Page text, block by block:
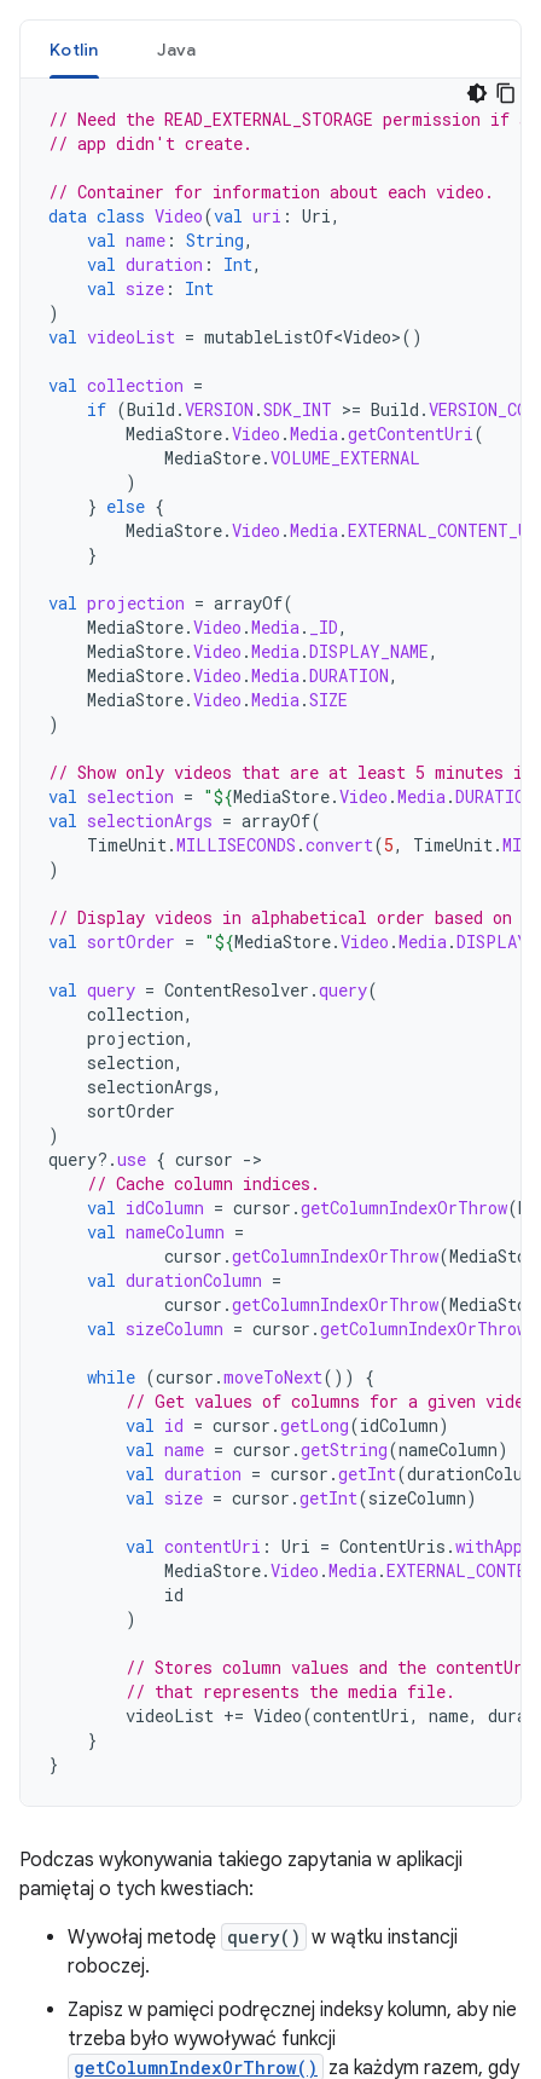
Kotlin Java
// Need the READ_EXTERNAL_STORAGE
// app didn't create.
// Container for information about each video.
data class Video(val uri : Uri,
val name : String,
val duration : Int,
val size :
Int
)
val videoList = mutableListOf<Video>()
val collection =
if (Build .VERSION .SDK_INT >= Build .
MediaStore.Video .Media.getContentUri(
MediaStore.VOLUME_EXTERNAL
)
} else {
MediaStore.Video .Media.
}
val projection = arrayOf(
MediaStore.Video .Media. _ID,
MediaStore.Video .Media.DISPLAY_NAME,
MediaStore.Video .Media.DURATION,
MediaStore.Video .Media.SIZE
)
// Show only videos that are at least 5 minutes in
val selection = "${MediaStore.Video .Media.DURATION
val selectionArgs = arrayOf(
TimeUnit.MILLISECONDS .convert(5, TimeUnit.
)
// Display videos in alphabetical order based on
val sortOrder = "${MediaStore.Video .Media.
val query = ContentResolver .query(
collection,
projection,
selection,
selectionArgs,
sortOrder
)
query?.use { cursor ->
// Cache column indices.
val idColumn = cursor .getColumnIndexOrThrow(
val nameColumn =
cursor .getColumnIndexOrThrow(
val durationColumn =
cursor .getColumnIndexOrThrow(
val sizeColumn = cursor .getColumnIndexOrThrow
while (cursor .moveToNext())
{
// Get values of columns for a given
val id = cursor .getLong(idColumn)
val name = cursor .getString(nameColumn)
val duration = cursor .getInt(
val size = cursor .getInt(sizeColumn)
val contentUri : Uri = ContentUris .
MediaStore.Video .Media.
id
)
// Stores column values and the
// that represents the media file.
videoList += Video(contentUri, name,
}
}
Podczas wykonywania takiego zapytania w aplikacji
pamiętaj o tych kwestiach:
Wywołaj metodę query() w wątku instancji
roboczej.
Zapisz w pamięci podręcznej indeksy kolumn, aby nie
trzeba było wywoływać funkcji
getColumnIndexOrThrow()
za każdym razem, gdy